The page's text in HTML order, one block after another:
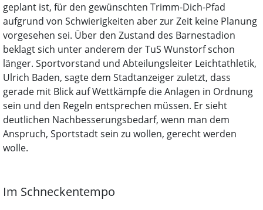
geplant ist, für den gewünschten Trimm-Dich-Pfad
aufgrund von Schwierigkeiten aber zur Zeit keine Planung
vorgesehen sei. Über den Zustand des Barnestadion
beklagt sich unter anderem der TuS Wunstorf schon
länger. Sportvorstand und Abteilungsleiter Leichtathletik,
Ulrich Baden, sagte dem Stadtanzeiger zuletzt, dass
gerade mit Blick auf Wettkämpfe die Anlagen in Ordnung
sein und den Regeln entsprechen müssen. Er sieht
deutlichen Nachbesserungsbedarf, wenn man dem
Anspruch, Sportstadt sein zu wollen, gerecht werden
wolle.
Im Schneckentempo